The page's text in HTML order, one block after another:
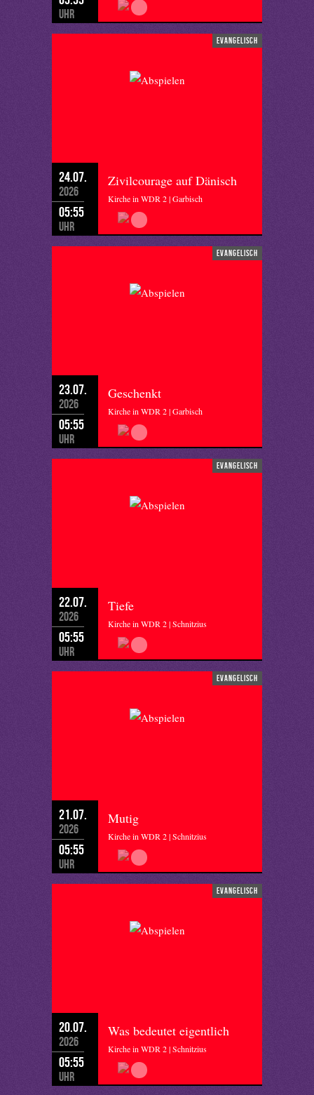
Uhr
evangelisch
24.07.
2026
05:55
Uhr
Zivilcourage auf Dänisch
Kirche in WDR 2 | Garbisch
evangelisch
23.07.
2026
05:55
Uhr
Geschenkt
Kirche in WDR 2 | Garbisch
evangelisch
22.07.
2026
05:55
Uhr
Tiefe
Kirche in WDR 2 | Schnitzius
evangelisch
21.07.
2026
05:55
Uhr
Mutig
Kirche in WDR 2 | Schnitzius
evangelisch
20.07.
2026
05:55
Uhr
Was bedeutet eigentlich
Kirche in WDR 2 | Schnitzius